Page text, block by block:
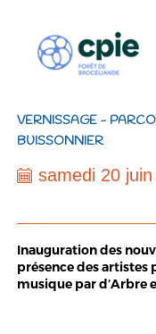
VERNISSAGE -
BUISSONNIER
samedi 20
Inauguration des
présence des artistes
musique par d’Arbre